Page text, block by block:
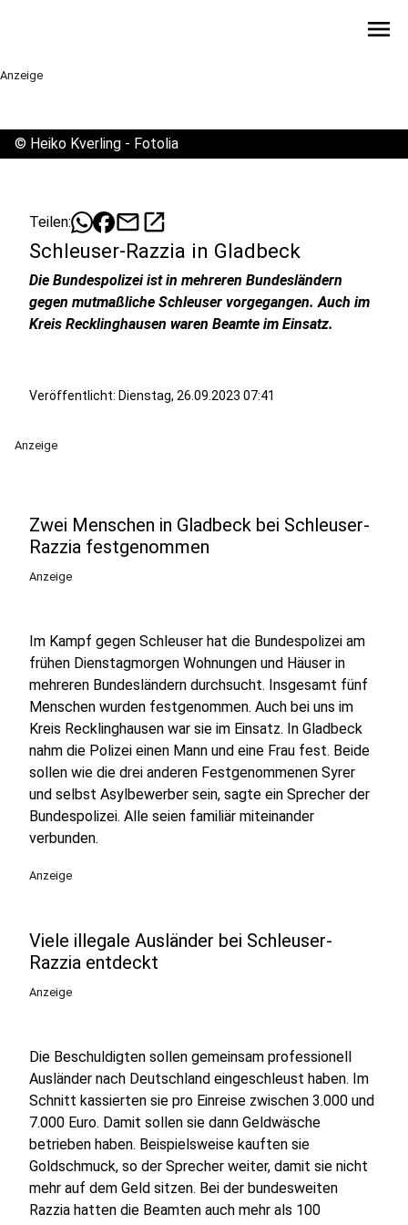
menu
Anzeige
© Heiko Kverling - Fotolia
Teilen: mailopen_in_new
Schleuser-Razzia in Gladbeck
Die Bundespolizei ist in mehreren Bundesländern
gegen mutmaßliche Schleuser vorgegangen. Auch im
Kreis Recklinghausen waren Beamte im Einsatz.
Veröffentlicht: Dienstag, 26.09.2023 07:41
Anzeige
Zwei Menschen in Gladbeck bei Schleuser-
Razzia festgenommen
Anzeige
Im Kampf gegen Schleuser hat die Bundespolizei am
frühen Dienstagmorgen Wohnungen und Häuser in
mehreren Bundesländern durchsucht. Insgesamt fünf
Menschen wurden festgenommen. Auch bei uns im
Kreis Recklinghausen war sie im Einsatz. In Gladbeck
nahm die Polizei einen Mann und eine Frau fest. Beide
sollen wie die drei anderen Festgenommenen Syrer
und selbst Asylbewerber sein, sagte ein Sprecher der
Bundespolizei. Alle seien familiär miteinander
verbunden.
Anzeige
Viele illegale Ausländer bei Schleuser-
Razzia entdeckt
Anzeige
Die Beschuldigten sollen gemeinsam professionell
Ausländer nach Deutschland eingeschleust haben. Im
Schnitt kassierten sie pro Einreise zwischen 3.000 und
7.000 Euro. Damit sollen sie dann Geldwäsche
betrieben haben. Beispielsweise kauften sie
Goldschmuck, so der Sprecher weiter, damit sie nicht
mehr auf dem Geld sitzen. Bei der bundesweiten
Razzia hatten die Beamten auch mehr als 100